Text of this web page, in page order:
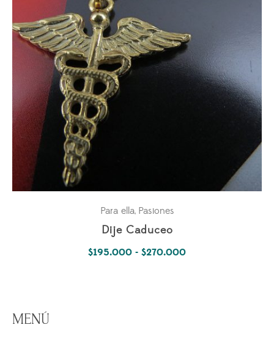
Para ella, Pasiones
Dije Caduceo
$195.000 - $270.000Rango
MENÚ